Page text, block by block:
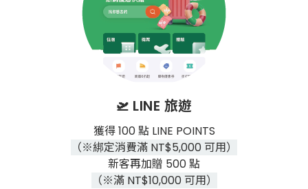
🛫 LINE 旅遊
獲得 100 點 LINE POINTS
（※綁定消費滿 NT$5,000 可用）
新客再加贈 500 點
（※滿 NT$10,000 可用）